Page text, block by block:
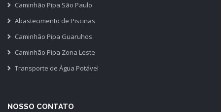
Caminhão Pipa São Paulo
Abastecimento de Piscinas
Caminhão Pipa Guaruhos
Caminhão Pipa Zona Leste
Transporte de Água Potável
NOSSO CONTATO